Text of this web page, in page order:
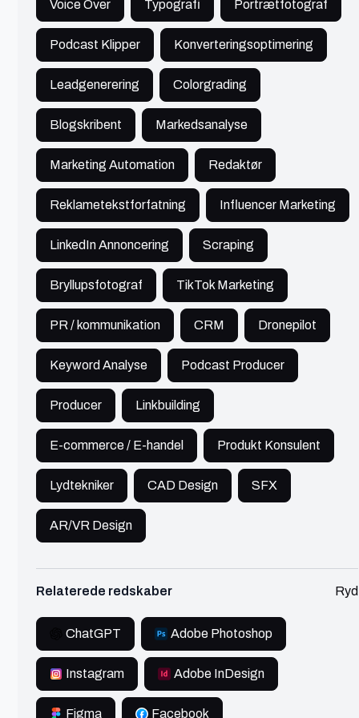
Voice Over
Typografi
Portrætfotograf
Podcast Klipper
Konverteringsoptimering
Leadgenerering
Colorgrading
Blogskribent
Markedsanalyse
Marketing Automation
Redaktør
Reklametekstforfatning
Influencer Marketing
LinkedIn Annoncering
Scraping
Bryllupsfotograf
TikTok Marketing
PR / kommunikation
CRM
Dronepilot
Keyword Analyse
Podcast Producer
Producer
Linkbuilding
E-commerce / E-handel
Produkt Konsulent
Lydtekniker
CAD Design
SFX
AR/VR Design
Relaterede redskaber Ryd
ChatGPT
Adobe Photoshop
Instagram
Adobe InDesign
Figma
Facebook
Amalie
København
Brand specialist
🔥 Populær Design 300 - 450 kr./t
Bacheloruddannet brand specialist med
bureauerfaring. Jeg laver grafisk design med fokus
på digitalt content, branding og visuel
kommunikation
Se profil
Chris
Motion Designer og 3D designer
Design 600 - 750 kr./t
Senior Motion Designer, 3D designer og Art
Director med 15 + års erfaring. Jeg arbejder både
med agency's og virksomheder fra Danmark og
globalt.
Esbjerg
Grafisk Designer & Art Director
Design 750 - 900 kr./t